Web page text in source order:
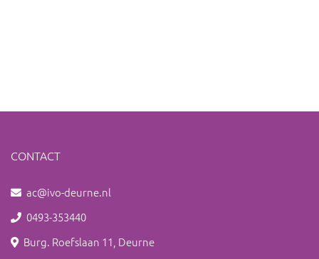
CONTACT
ac@ivo-deurne.nl
0493-353440
Burg. Roefslaan 11, Deurne